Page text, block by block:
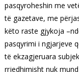
pasqyroheshin me
të gazetave, me
këto raste gjykoja
pasqyrimi i ngjarjeve
të ekzagjeruara
rrjedhimisht nuk mund